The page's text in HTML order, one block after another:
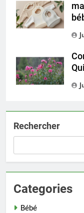
Rechercher
Categories
Bébé